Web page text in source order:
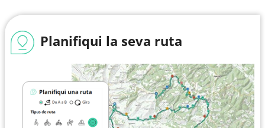
Planifiqui la seva ruta